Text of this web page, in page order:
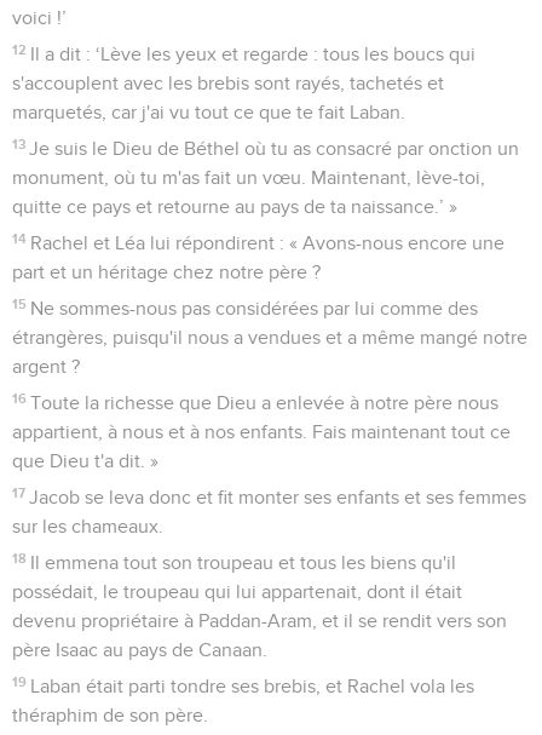
voici !’
12 Il a dit : ‘Lève les yeux et regarde : tous les boucs qui
s'accouplent avec les brebis sont rayés, tachetés et
marquetés, car j'ai vu tout ce que te fait Laban.
13 Je suis le Dieu de Béthel où tu as consacré par onction un
monument, où tu m'as fait un vœu. Maintenant, lève-toi,
quitte ce pays et retourne au pays de ta naissance.’ »
14 Rachel et Léa lui répondirent : « Avons-nous encore une
part et un héritage chez notre père ?
15 Ne sommes-nous pas considérées par lui comme des
étrangères, puisqu'il nous a vendues et a même mangé notre
argent ?
16 Toute la richesse que Dieu a enlevée à notre père nous
appartient, à nous et à nos enfants. Fais maintenant tout ce
que Dieu t'a dit. »
17 Jacob se leva donc et fit monter ses enfants et ses femmes
sur les chameaux.
18 Il emmena tout son troupeau et tous les biens qu'il
possédait, le troupeau qui lui appartenait, dont il était
devenu propriétaire à Paddan-Aram, et il se rendit vers son
père Isaac au pays de Canaan.
19 Laban était parti tondre ses brebis, et Rachel vola les
théraphim de son père.